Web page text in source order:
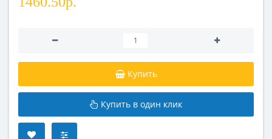
Купить
Купить в один клик